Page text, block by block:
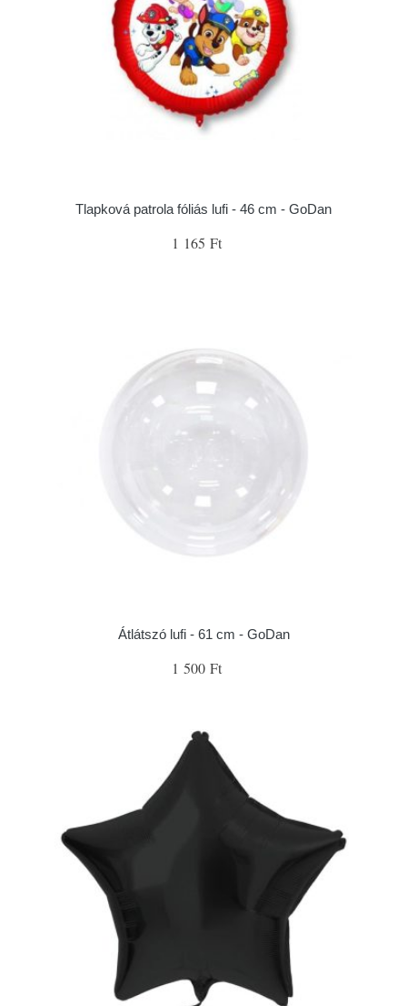
Tlapková patrola fóliás lufi - 46 cm - GoDan
1 165 Ft
Átlátszó lufi - 61 cm - GoDan
1 500 Ft